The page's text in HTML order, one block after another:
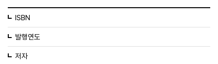
ISBN
발행연도
저자